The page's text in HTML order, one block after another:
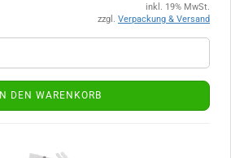
inkl. 19% MwSt.
zzgl. Verpackung & Versand
IN DEN WARENKORB